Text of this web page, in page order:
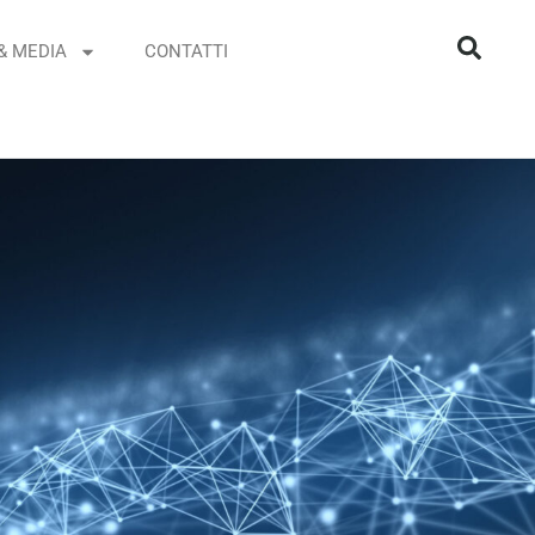
MEDIA CONTATTI